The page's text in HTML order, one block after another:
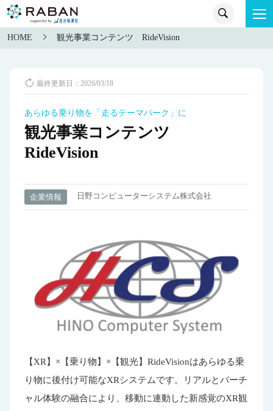
HOME 観光事業コンテンツ RideVision
最終更新日：2026/03/18
あらゆる乗り物を「走るテーマパーク」に
観光事業コンテンツ
RideVision
企業情報 日野コンピューターシステム株式会社
【XR】×【乗り物】×【観光】RideVisionはあらゆる乗
り物に後付け可能なXRシステムです。リアルとバーチ
ャル体験の融合により、移動に連動した新感覚のXR観